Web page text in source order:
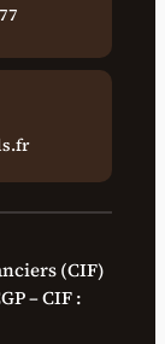
(CIF)
– CIF :